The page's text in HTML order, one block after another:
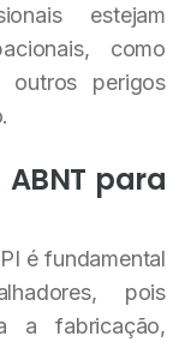
estejam
como
outros perigos
para
é fundamental
pois
a fabricação,